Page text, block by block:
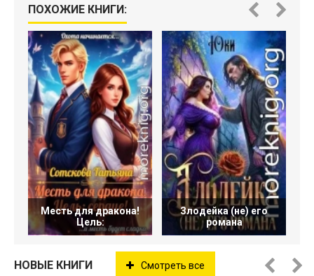
ПОХОЖИЕ КНИГИ:
Месть для дракона!
Цель:
Злодейка (не) его
романа
НОВЫЕ КНИГИ Смотреть все